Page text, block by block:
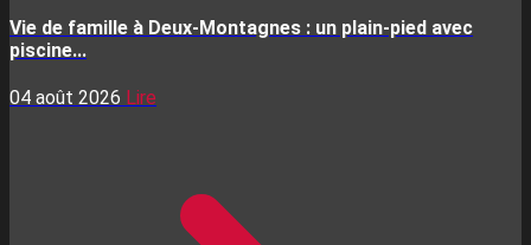
Vie de famille à Deux-Montagnes : un plain-pied avec
piscine...
04 août 2026 Lire